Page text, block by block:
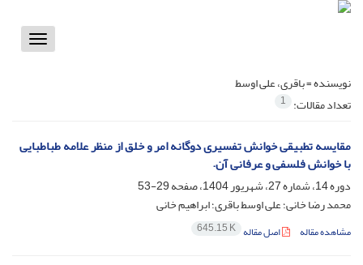
Toggle
نویسنده =باقری، علی اوسط
تعداد مقالات: 1
مقایسه تطبیقی خوانش تفسیری دوگانه امر و خلق از منظر علامه طباطبایی
با خوانش فلسفی و عرفانی آن.
دوره 14، شماره 27، شهریور 1404، صفحه
29-53
محمد رضا خانی؛ علی اوسط باقری؛ ابراهیم خانی
مشاهده مقاله اصل مقاله 645.15 K